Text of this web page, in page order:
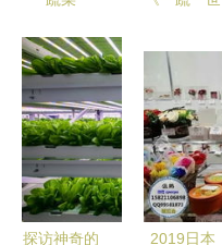
色的生命馈
赠》
探访神奇的 2019日本